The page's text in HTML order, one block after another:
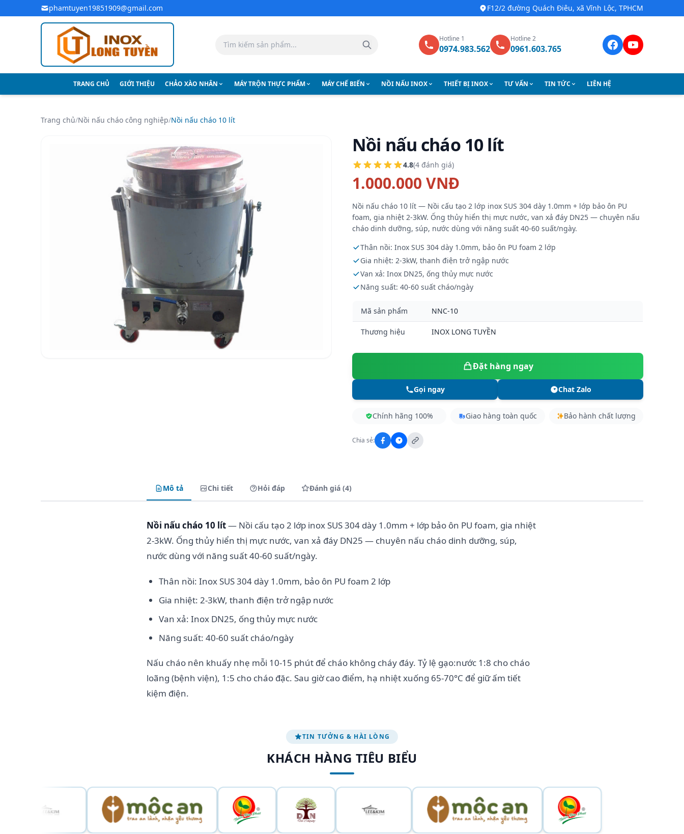
Bỏ qua đến nội dung chính
phamtuyen19851909@gmail.com F12/2 đường Quách Điêu, xã Vĩnh Lộc, TPHCM
Hotline 1
0974.983.562
Hotline 2
0961.603.765
TRANG CHỦ GIỚI THIỆU CHẢO XÀO NHÂN MÁY TRỘN THỰC PHẨM MÁY CHẾ BIẾN NỒI NẤU INOX THIẾT BỊ INOX TƯ VẤN TIN TỨC LIÊN HỆ
Trang chủ/Nồi nấu cháo công nghiệp/Nồi nấu cháo 10 lít
Nồi nấu cháo 10 lít
4.8(4 đánh giá)
1.000.000 VNĐ
Nồi nấu cháo 10 lít — Nồi cấu tạo 2 lớp inox SUS 304 dày 1.0mm + lớp bảo ôn PU
foam, gia nhiệt 2-3kW. Ống thủy hiển thị mực nước, van xả đáy DN25 — chuyên nấu
cháo dinh dưỡng, súp, nước dùng với năng suất 40-60 suất/ngày.
Thân nồi: Inox SUS 304 dày 1.0mm, bảo ôn PU foam 2 lớp
Gia nhiệt: 2-3kW, thanh điện trở ngập nước
Van xả: Inox DN25, ống thủy mực nước
Năng suất: 40-60 suất cháo/ngày
Mã sản phẩm NNC-10
Thương hiệu INOX LONG TUYỀN
Đặt hàng ngay
Gọi ngay Chat Zalo
Chính hãng 100% Giao hàng toàn quốc Bảo hành chất lượng
Chia sẻ:
Mô tả Chi tiết Hỏi đáp Đánh giá (4)
Nồi nấu cháo 10 lít— Nồi cấu tạo 2 lớp inox SUS 304 dày 1.0mm + lớp bảo ôn PU foam, gia nhiệt
2-3kW. Ống thủy hiển thị mực nước, van xả đáy DN25 — chuyên nấu cháo dinh dưỡng, súp,
nước dùng với năng suất 40-60 suất/ngày.
Thân nồi: Inox SUS 304 dày 1.0mm, bảo ôn PU foam 2 lớp
Gia nhiệt: 2-3kW, thanh điện trở ngập nước
Van xả: Inox DN25, ống thủy mực nước
Năng suất: 40-60 suất cháo/ngày
Nấu cháo nên khuấy nhẹ mỗi 10-15 phút để cháo không cháy đáy. Tỷ lệ gạo:nước 1:8 cho cháo
loãng (bệnh viện), 1:5 cho cháo đặc. Sau giờ cao điểm, hạ nhiệt xuống 65-70°C để giữ ấm tiết
kiệm điện.
TIN TƯỞNG & HÀI LÒNG
KHÁCH HÀNG TIÊU BIỂU